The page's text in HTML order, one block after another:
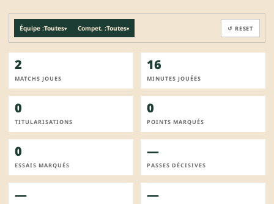
Équipe :Toutes▾ Compet. :Toutes▾ ↺ RESET
2
MATCHS JOUES
16
MINUTES JOUÉES
0
TITULARISATIONS
0
POINTS MARQUÉS
0
ESSAIS MARQUÉS
—
PASSES DÉCISIVES
— —